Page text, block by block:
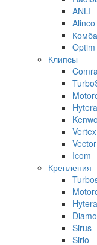
ANLI
Alinco
Optim
Клипсы
Hytera
Vector
Icom
Крепления
Hytera
Sirus
Sirio